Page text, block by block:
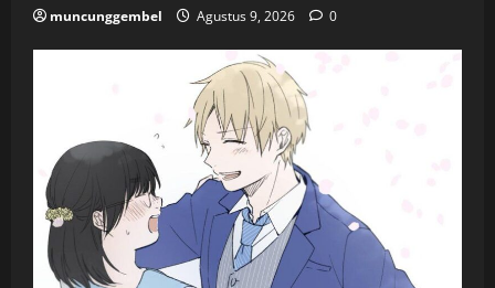
muncunggembel Agustus 9, 2026 0